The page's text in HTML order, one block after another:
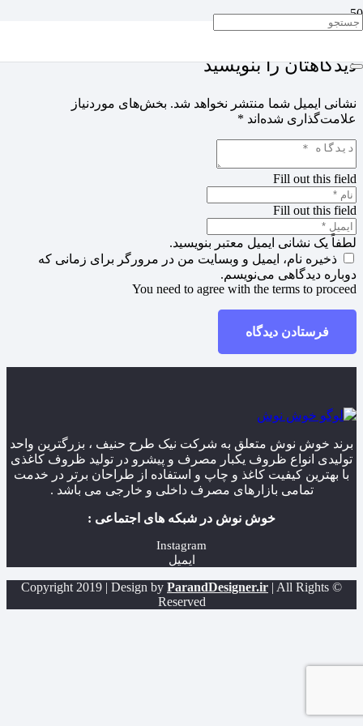
دیدگاهتان را بنویسید
نشانی ایمیل شما منتشر نخواهد شد. بخش‌های موردنیاز
علامت‌گذاری شده‌اند *
Fill out this field
Fill out this field
لطفاً یک نشانی ایمیل معتبر بنویسید.
ذخیره نام، ایمیل و وبسایت من در مرورگر برای زمانی که
دوباره دیدگاهی می‌نویسم.
You need to agree with the terms to proceed
فرستادن دیدگاه
برند خوش نوش متعلق به شرکت نیک طرح حنیف ، بزرگترین واحد
تولیدی انواع ظروف یکبار مصرف و پیشرو در تولید ظروف کاغذی
با بهترین کیفیت کاغذ و چاپ و استفاده از طراحان برتر در خدمت
تمامی بازارهای مصرف داخلی و خارجی می باشد .
خوش نوش در شبکه های اجتماعی :
Instagram
ایمیل
© Copyright 2019 | Design by
ParandDesigner.ir | All Rights
Reserved